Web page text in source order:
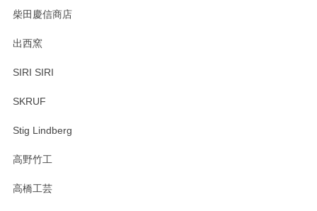
柴田慶信商店
出西窯
SIRI SIRI
SKRUF
Stig Lindberg
高野竹工
高橋工芸